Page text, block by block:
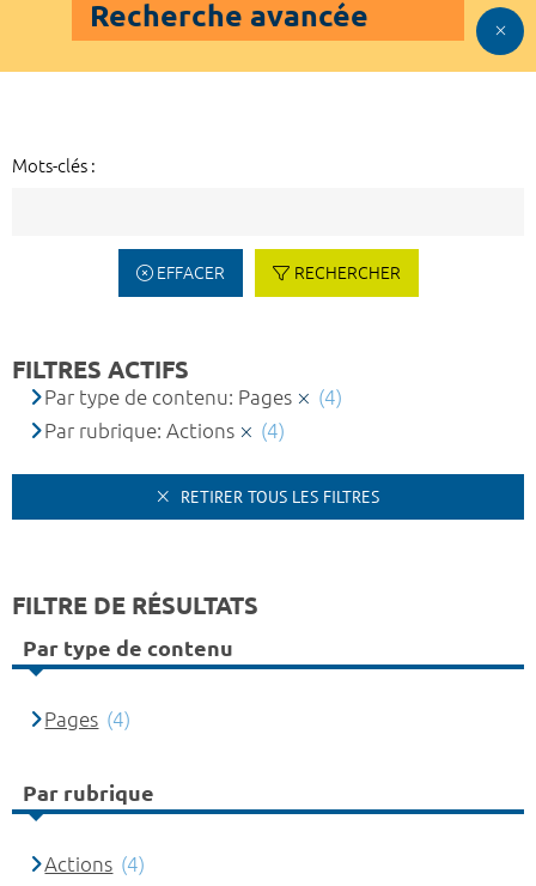
Recherche avancée
Mots-clés :
EFFACER RECHERCHER
FILTRES ACTIFS
Par type de contenu: Pages
(4)
Par rubrique: Actions
(4)
RETIRER TOUS LES FILTRES
FILTRE DE RÉSULTATS
Par type de contenu
Pages (4)
Par rubrique
Actions (4)